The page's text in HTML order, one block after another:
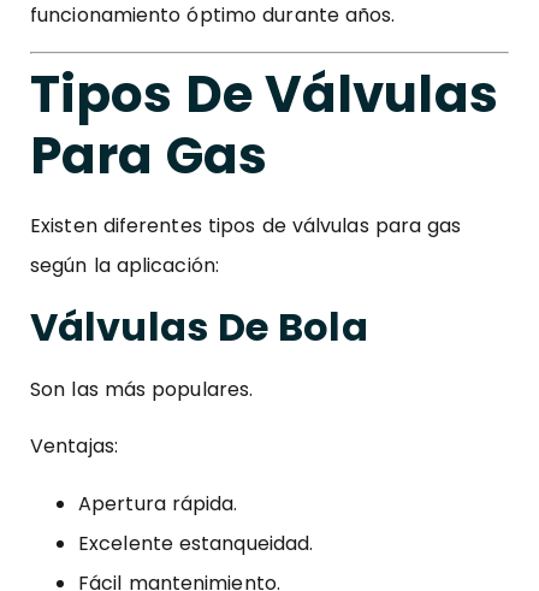
funcionamiento óptimo durante años.
Tipos De Válvulas
Para Gas
Existen diferentes tipos de válvulas para gas
según la aplicación:
Válvulas De Bola
Son las más populares.
Ventajas:
Apertura rápida.
Excelente estanqueidad.
Fácil mantenimiento.